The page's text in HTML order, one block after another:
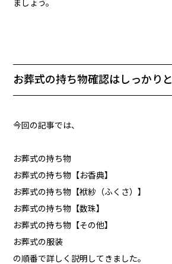
ましょう。
お葬式の持ち物確認はしっかりと
今回の記事では、
お葬式の持ち物
お葬式の持ち物【お香典】
お葬式の持ち物【袱紗（ふくさ）】
お葬式の持ち物【数珠】
お葬式の持ち物【その他】
お葬式の服装
の順番で詳しく説明してきました。